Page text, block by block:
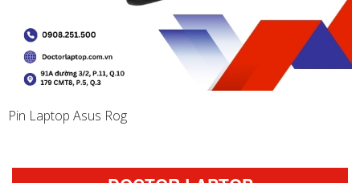
Pin Laptop Asus Rog